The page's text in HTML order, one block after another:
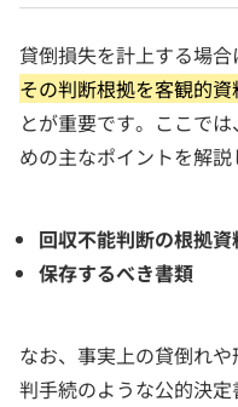
貸倒損失を計上する場合
その判断根拠を客観的
とが重要です。ここで
めの主なポイントを解説
回収不能判断の根拠
保存するべき書類
なお、事実上の貸倒れ
判手続のような公的決